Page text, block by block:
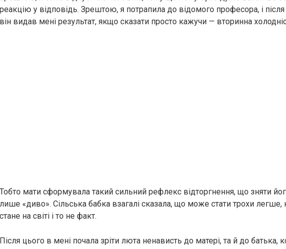
реакцію у відповідь. Зрештою, я потрапила до відомого професора, і після
він видав мені результат, якщо сказати просто кажучи — вторинна
Тобто мати сформувала такий сильний рефлекс відторгнення, що зняти
лише «диво». Сільська бабка взагалі сказала, що може стати трохи легше,
стане на світі і то не факт.
Після цього в мені почала зріти люта ненависть до матері, та й до батька,